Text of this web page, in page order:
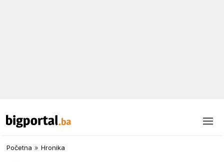
Početna » Hronika